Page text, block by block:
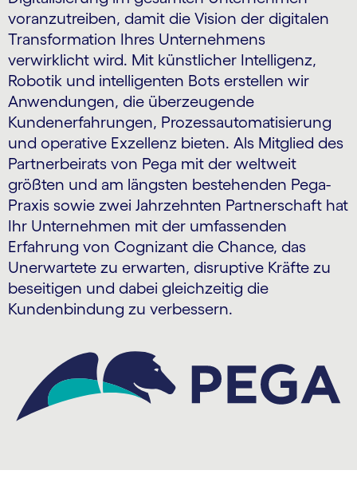
voranzutreiben, damit die Vision der digitalen
Transformation Ihres Unternehmens
verwirklicht wird. Mit künstlicher Intelligenz,
Robotik und intelligenten Bots erstellen wir
Anwendungen, die überzeugende
Kundenerfahrungen, Prozessautomatisierung
und operative Exzellenz bieten. Als Mitglied des
Partnerbeirats von Pega mit der weltweit
größten und am längsten bestehenden Pega-
Praxis sowie zwei Jahrzehnten Partnerschaft hat
Ihr Unternehmen mit der umfassenden
Erfahrung von Cognizant die Chance, das
Unerwartete zu erwarten, disruptive Kräfte zu
beseitigen und dabei gleichzeitig die
Kundenbindung zu verbessern.